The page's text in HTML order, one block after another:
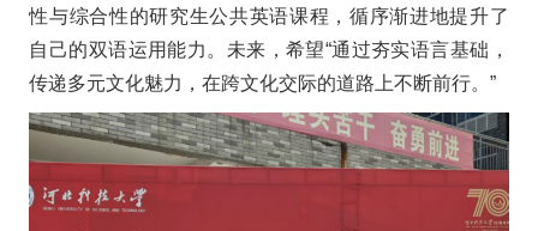
性与综合性的研究生公共英语课程，循序渐进地提升了
自己的双语运用能力。未来，希望“通过夯实语言基础，
传递多元文化魅力，在跨文化交际的道路上不断前行。”